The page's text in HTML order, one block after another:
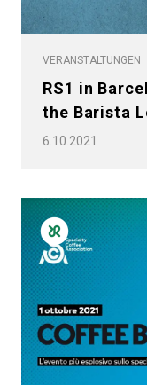
VERANSTALTUNGEN
RS1 in
the Barista
6.10.2021